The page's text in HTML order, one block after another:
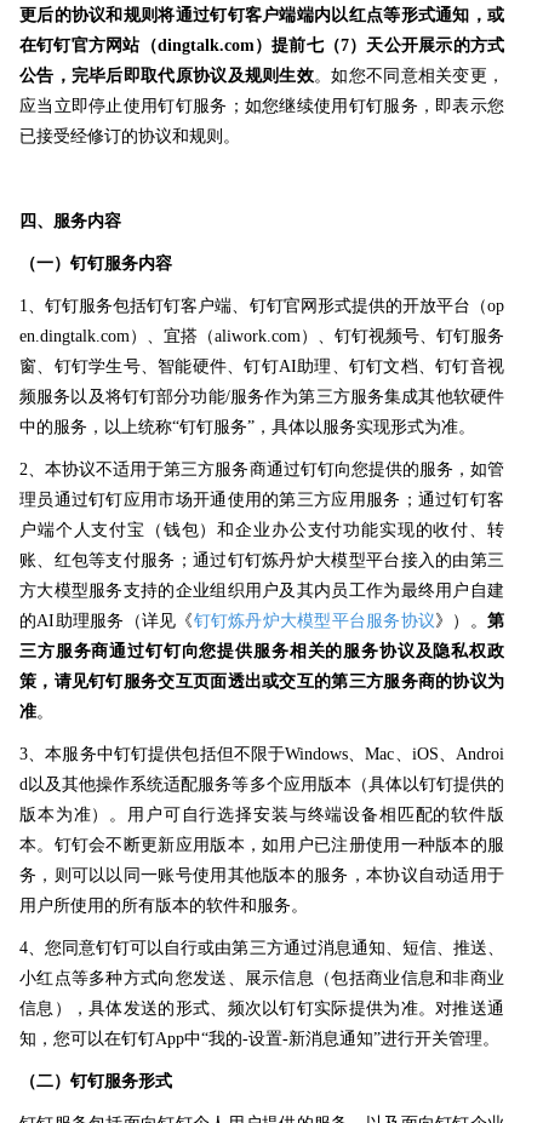
更后的协议和规则将通过钉钉客户端端内以红点等形式通知，或
在钉钉官方网站（dingtalk.com）提前七（7）天公开展示的方式
公告，完毕后即取代原协议及规则生效。如您不同意相关变更，
应当立即停止使用钉钉服务；如您继续使用钉钉服务，即表示您
已接受经修订的协议和规则。
四、服务内容
（一）钉钉服务内容
1、钉钉服务包括钉钉客户端、钉钉官网形式提供的开放平台（op
en.dingtalk.com）、宜搭（aliwork.com）、钉钉视频号、钉钉服务
窗、钉钉学生号、智能硬件、钉钉AI助理、钉钉文档、钉钉音视
频服务以及将钉钉部分功能/服务作为第三方服务集成其他软硬件
中的服务，以上统称“钉钉服务”，具体以服务实现形式为准。
2、本协议不适用于第三方服务商通过钉钉向您提供的服务，如管
理员通过钉钉应用市场开通使用的第三方应用服务；通过钉钉客
户端个人支付宝（钱包）和企业办公支付功能实现的收付、转
账、红包等支付服务； 通过钉钉炼丹炉大模型平台接入的由第三
方大模型服务支持的企业组织用户及其内员工作为最终用户自建
的AI助理服务（详见《钉钉炼丹炉大模型平台服务协议》）。第
三方服务商通过钉钉向您提供服务相关的服务协议及隐私权政
策，请见钉钉服务交互页面透出或交互的第三方服务商的协议为
准。
3、本服务中钉钉提供包括但不限于Windows、Mac、iOS、Androi
d以及其他操作系统适配服务等多个应用版本（具体以钉钉提供的
版本为准）。用户可自行选择安装与终端设备相匹配的软件版
本。钉钉会不断更新应用版本，如用户已注册使用一种版本的服
务，则可以以同一账号使用其他版本的服务，本协议自动适用于
用户所使用的所有版本的软件和服务。
4、您同意钉钉可以自行或由第三方通过消息通知、短信、推送、
小红点等多种方式向您发送、展示信息（包括商业信息和非商业
信息），具体发送的形式、频次以钉钉实际提供为准。对推送通
知，您可以在钉钉App中“我的-设置-新消息通知”进行开关管理。
（二）钉钉服务形式